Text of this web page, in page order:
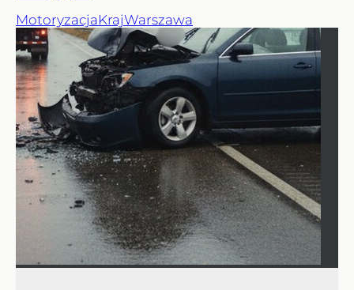
MotoryzacjaKrajWarszawa